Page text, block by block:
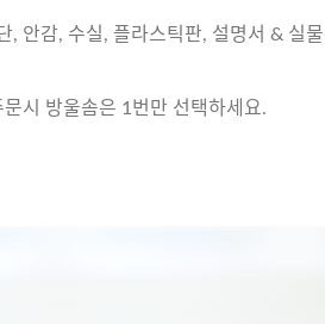
, 안감, 수실, 플라스틱판, 설명서 & 실
시 방울솜은 1번만 선택하세요.